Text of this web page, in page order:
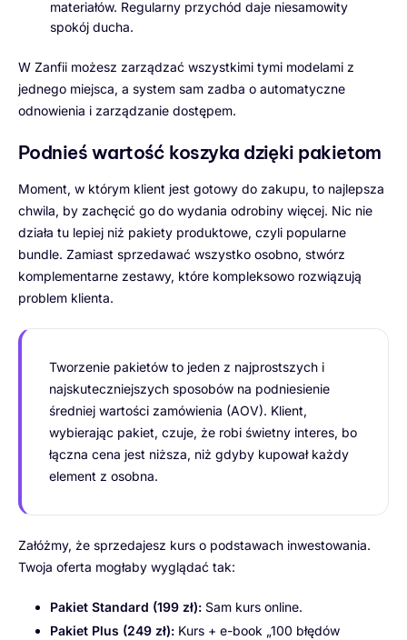
materiałów. Regularny przychód daje niesamowity
spokój ducha.
W Zanfii możesz zarządzać wszystkimi tymi modelami z
jednego miejsca, a system sam zadba o automatyczne
odnowienia i zarządzanie dostępem.
Podnieś wartość koszyka dzięki pakietom
Moment, w którym klient jest gotowy do zakupu, to najlepsza
chwila, by zachęcić go do wydania odrobiny więcej. Nic nie
działa tu lepiej niż pakiety produktowe, czyli popularne
bundle. Zamiast sprzedawać wszystko osobno, stwórz
komplementarne zestawy, które kompleksowo rozwiązują
problem klienta.
Tworzenie pakietów to jeden z najprostszych i
najskuteczniejszych sposobów na podniesienie
średniej wartości zamówienia (AOV). Klient,
wybierając pakiet, czuje, że robi świetny interes, bo
łączna cena jest niższa, niż gdyby kupował każdy
element z osobna.
Załóżmy, że sprzedajesz kurs o podstawach inwestowania.
Twoja oferta mogłaby wyglądać tak:
Pakiet Standard (199 zł): Sam kurs online.
Pakiet Plus (249 zł): Kurs + e-book „100 błędów